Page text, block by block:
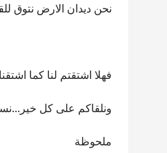
نحن ديدان الارض نتوق
فهلا اشتقتم لنا كما
ونلقاكم على كل
ملحوظة